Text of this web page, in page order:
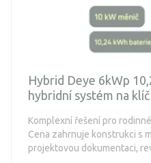
Hybrid Deye 6kWp
hybridní systém na klíč
Komplexní řešení pro
Cena zahrnuje konstrukci s
projektovou dokumentaci,